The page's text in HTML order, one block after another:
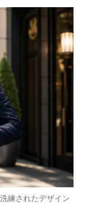
練されたデザイン